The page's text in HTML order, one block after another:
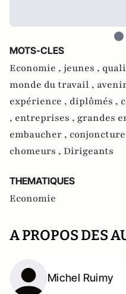
MOTS-CLES
Economie , jeunes ,
monde du travail ,
expérience , diplômés ,
, entreprises , grandes
embaucher ,
chomeurs , Dirigeants
THEMATIQUES
Economie
A PROPOS DES
Michel Ruimy